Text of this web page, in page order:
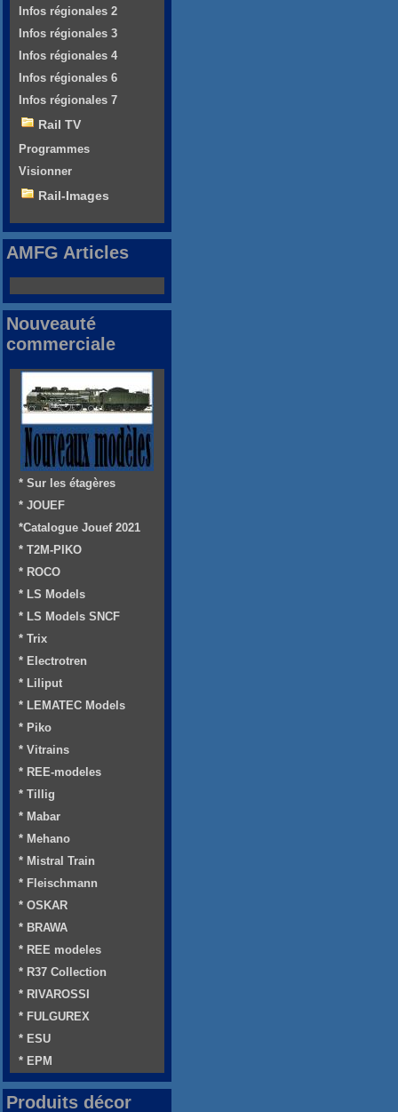
Infos régionales 2
Infos régionales 3
Infos régionales 4
Infos régionales 6
Infos régionales 7
Rail TV
Programmes
Visionner
Rail-Images
AMFG Articles
Nouveauté
commerciale
* Sur les étagères
* JOUEF
*Catalogue Jouef 2021
* T2M-PIKO
* ROCO
* LS Models
* LS Models SNCF
* Trix
* Electrotren
* Liliput
* LEMATEC Models
* Piko
* Vitrains
* REE-modeles
* Tillig
* Mabar
* Mehano
* Mistral Train
* Fleischmann
* OSKAR
* BRAWA
* REE modeles
* R37 Collection
* RIVAROSSI
* FULGUREX
* ESU
* EPM
Produits décor